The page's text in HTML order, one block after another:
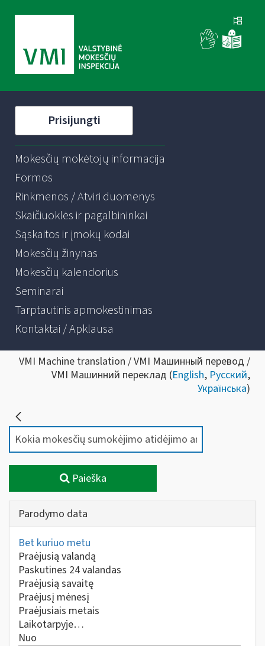
Prisijungti
Mokesčių mokėtojų informacija
Formos
Rinkmenos / Atviri duomenys
Skaičiuoklės ir pagalbininkai
Sąskaitos ir įmokų kodai
Mokesčių žinynas
Mokesčių kalendorius
Seminarai
Tarptautinis apmokestinimas
Kontaktai / Apklausa
VMI Machine translation / VMI Машинный перевод /
VMI Машинний переклад (English, Русский,
Українська)
Paieška
Parodymo data
Bet kuriuo metu
Praėjusią valandą
Paskutines 24 valandas
Praėjusią savaitę
Praėjusį mėnesį
Praėjusiais metais
Laikotarpyje…
Nuo